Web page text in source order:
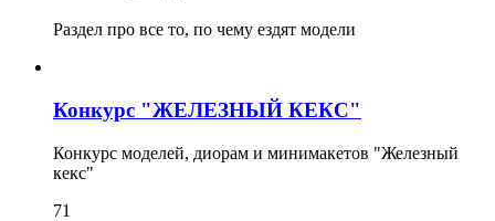
Раздел про все то, по чему ездят модели
Конкурс "ЖЕЛЕЗНЫЙ КЕКС"
Конкурс моделей, диорам и минимакетов "Железный
кекс"
71